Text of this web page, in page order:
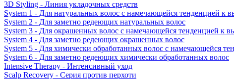
3D Styling - Линия укладочных средств
System 1 - Для натуральных волос с намечающейся тенденцией к
System 2 - Для заметно редеющих натуральных волос
System 3 - Для окрашенных волос с намечающейся тенденцией к
System 4 - Для заметно редеющих окрашенных волос
System 5 - Для химически обработанных волос с намечающейся
System 6 - Для заметно редеющих химически обработанных волос
Intensive Therapy - Интенсивный уход
Scalp Recovery - Серия против перхоти